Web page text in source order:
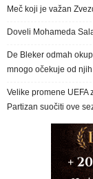
Meč koji je važan
Doveli Mohameda
De Bleker odmah
mnogo očekuje od njih
Velike promene UEFA
Partizan suočiti ove